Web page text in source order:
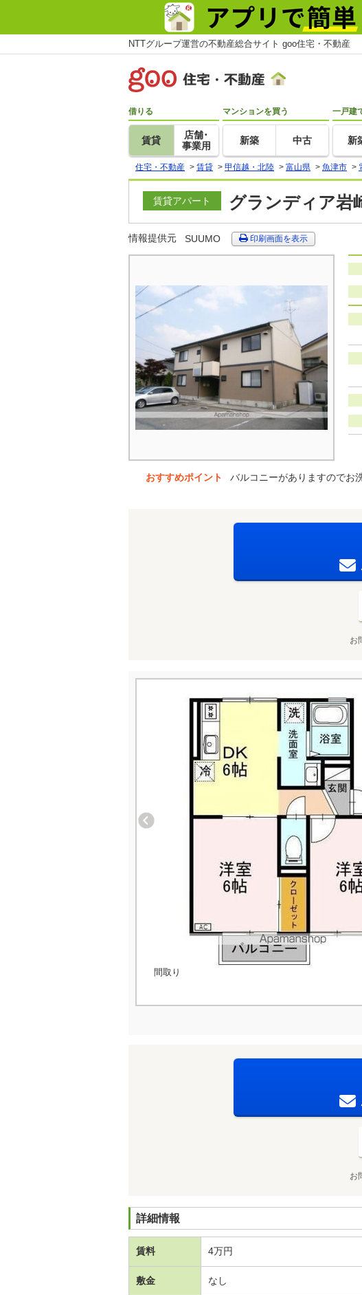
NTTグループ運営の不動産総合サイト goo住宅・不動産
借りる
賃貸
店舗･
事業用
マンションを買う
新築 中古
一戸建
新
住宅・不動産 > 賃貸 > 甲信越・北陸 > 富山県 > 魚津市 >
賃貸アパート グランディア岩
情報提供元 SUUMO 印刷画面を表示
おすすめポイント
バルコニーがありますので
お
間取り
お
詳細情報
賃料 4万円
敷金 なし